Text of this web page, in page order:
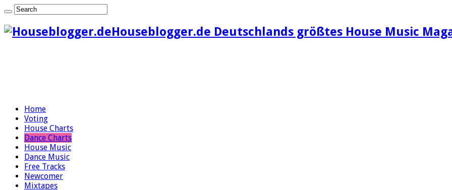
Houseblogger.de Deutschlands größtes House Music
Home
Voting
House Charts
Dance Charts
House Music
Dance Music
Free Tracks
Newcomer
Mixtapes